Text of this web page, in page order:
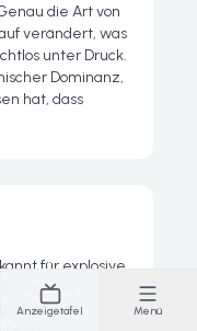
die Art von
verändert, was
unter Druck.
Dominanz,
hat, dass
für explosive
X Games,
Anzeigetafel Menü